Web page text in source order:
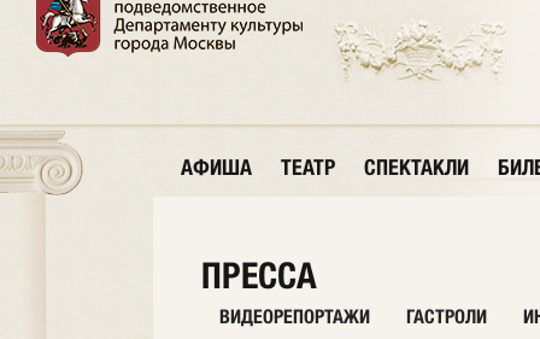
АФИША ТЕАТР СПЕКТАКЛИ
ПРЕССА
ВИДЕОРЕПОРТАЖИ ГАСТРОЛИ